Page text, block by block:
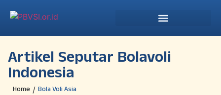
Artikel Seputar Bolavoli
Indonesia
Home / Bola Voli Asia